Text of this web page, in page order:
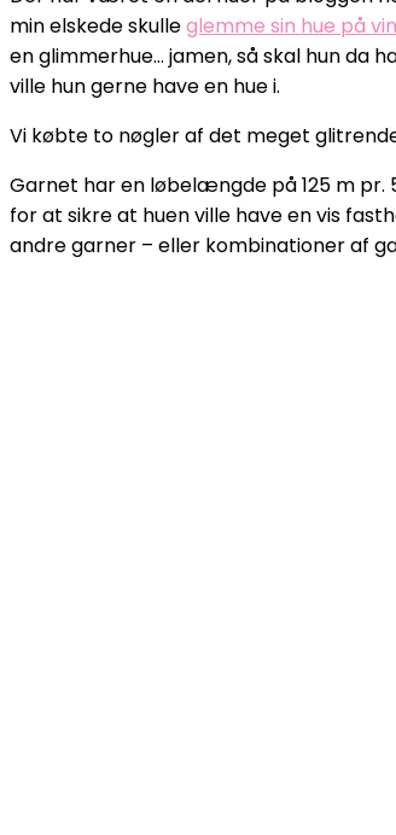
min elskede skulleglemme sin hue på
en glimmerhue… jamen, så skal hun da
ville hun gerne have en hue i.
Vi købte to nøgler af det meget
Garnet har en løbelængde på 125 m pr.
for at sikre at huen ville have en vis
andre garner – eller kombinationer af